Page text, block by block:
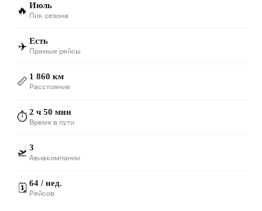
🔥 Июль
Пик сезона
✈️ Есть
Прямые рейсы
📏 1 860 км
Расстояние
⏱️2 ч 50 мин
Время в пути
🛫 3
Авиакомпании
🗓️ 64 / нед.
Рейсов